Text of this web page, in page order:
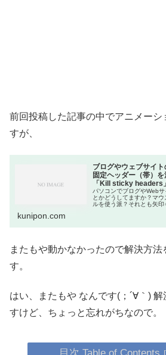
前回投稿した記事の中でアニメーシ
すが、
ブログやウェブサイ
固定ヘッダー（帯）
「Kill sticky headers」
パソコンでブログやWeb
とかどうしてますか？マ
ルを使う派？それとも矢印
kunipon.com
またもや動かなかったので解決方法
す。
はい、またもや なんです(；´∀｀) 解
すけど、ちょっと忘れがちなので。